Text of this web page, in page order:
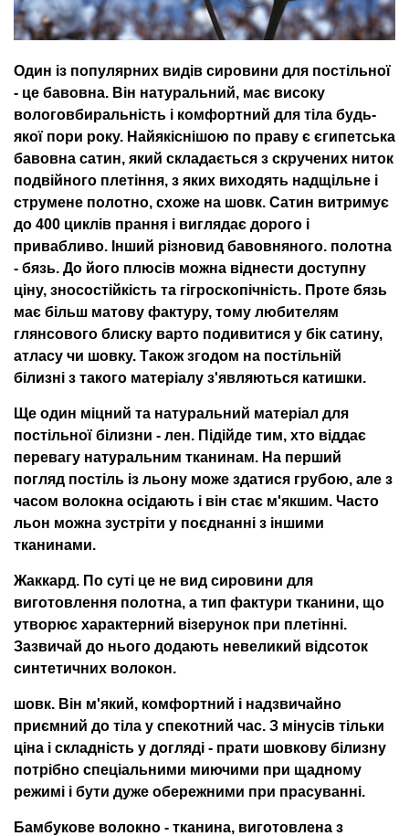
Один із популярних видів сировини для постільної
- це бавовна. Він натуральний, має високу
вологовбиральність і комфортний для тіла будь-
якої пори року. Найякіснішою по праву є єгипетська
бавовна сатин, який складається з скручених ниток
подвійного плетіння, з яких виходять надщільне і
струмене полотно, схоже на шовк. Сатин витримує
до 400 циклів прання і виглядає дорого і
привабливо. Інший різновид бавовняного. полотна
- бязь. До його плюсів можна віднести доступну
ціну, зносостійкість та гігроскопічність. Проте бязь
має більш матову фактуру, тому любителям
глянсового блиску варто подивитися у бік сатину,
атласу чи шовку. Також згодом на постільній
білизні з такого матеріалу з'являються катишки.
Ще один міцний та натуральний матеріал для
постільної білизни - лен. Підійде тим, хто віддає
перевагу натуральним тканинам. На перший
погляд постіль із льону може здатися грубою, але з
часом волокна осідають і він стає м'якшим. Часто
льон можна зустріти у поєднанні з іншими
тканинами.
Жаккард. По суті це не вид сировини для
виготовлення полотна, а тип фактури тканини, що
утворює характерний візерунок при плетінні.
Зазвичай до нього додають невеликий відсоток
синтетичних волокон.
шовк. Він м'який, комфортний і надзвичайно
приємний до тіла у спекотний час. З мінусів тільки
ціна і складність у догляді - прати шовкову білизну
потрібно спеціальними миючими при щадному
режимі і бути дуже обережними при прасуванні.
Бамбукове волокно - тканина, виготовлена ​​з